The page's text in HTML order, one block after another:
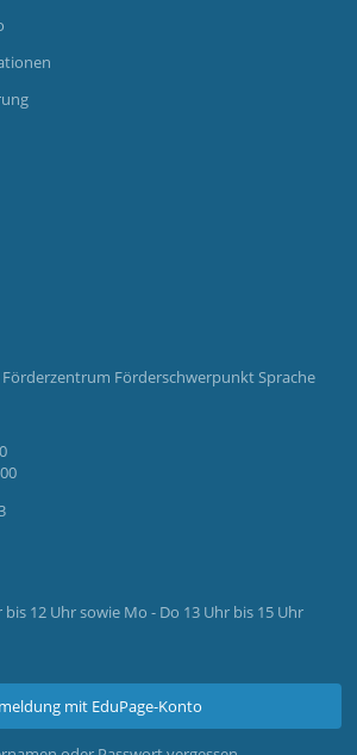
Förderschwerpunkt Sprache
bis 12 Uhr sowie Mo - Do 13 Uhr bis 15 Uhr
mit EduPage-Konto